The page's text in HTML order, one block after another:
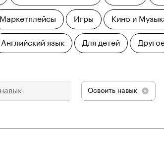
Маркетплейсы Игры Кино и
Английский язык Для детей
Освоить навык